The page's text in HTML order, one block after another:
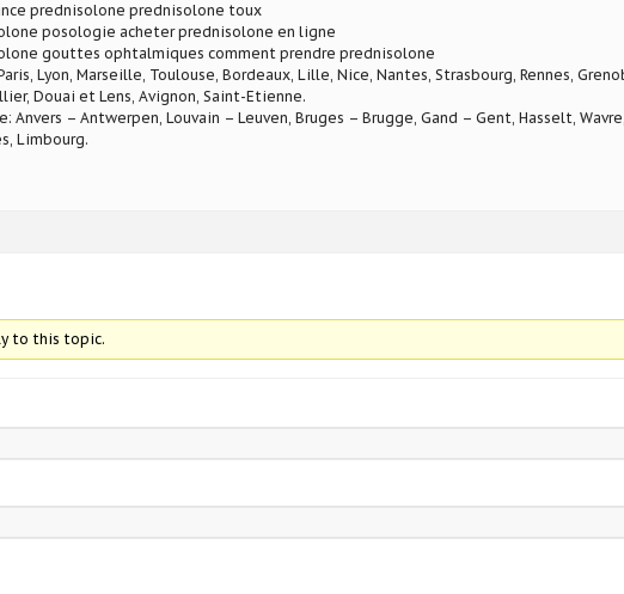
prednisolone prednisolone toux
posologie acheter prednisolone en ligne
gouttes ophtalmiques comment prendre prednisolone
Lyon, Marseille, Toulouse, Bordeaux, Lille, Nice, Nantes, Strasbourg, Rennes,
Douai et Lens, Avignon, Saint-Etienne.
Anvers – Antwerpen, Louvain – Leuven, Bruges – Brugge, Gand – Gent, Hasselt,
Limbourg.
to this topic.